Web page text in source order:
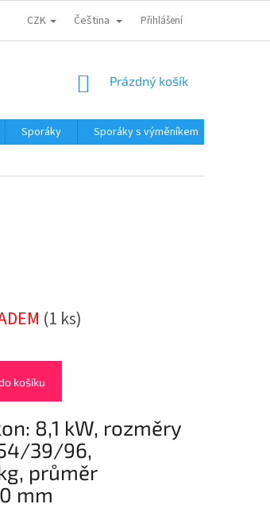
PARTNEŘI ODSTOUPENÍ OD KUPNÍ SMLOUVY
CZK Čeština Přihlášení
NÁKUPNÍ
Prázdný košík
Sporáky Sporáky s výměníkem
(1 ks)
košíku
8,1 kW, rozměry
39/96,
průměr
mm